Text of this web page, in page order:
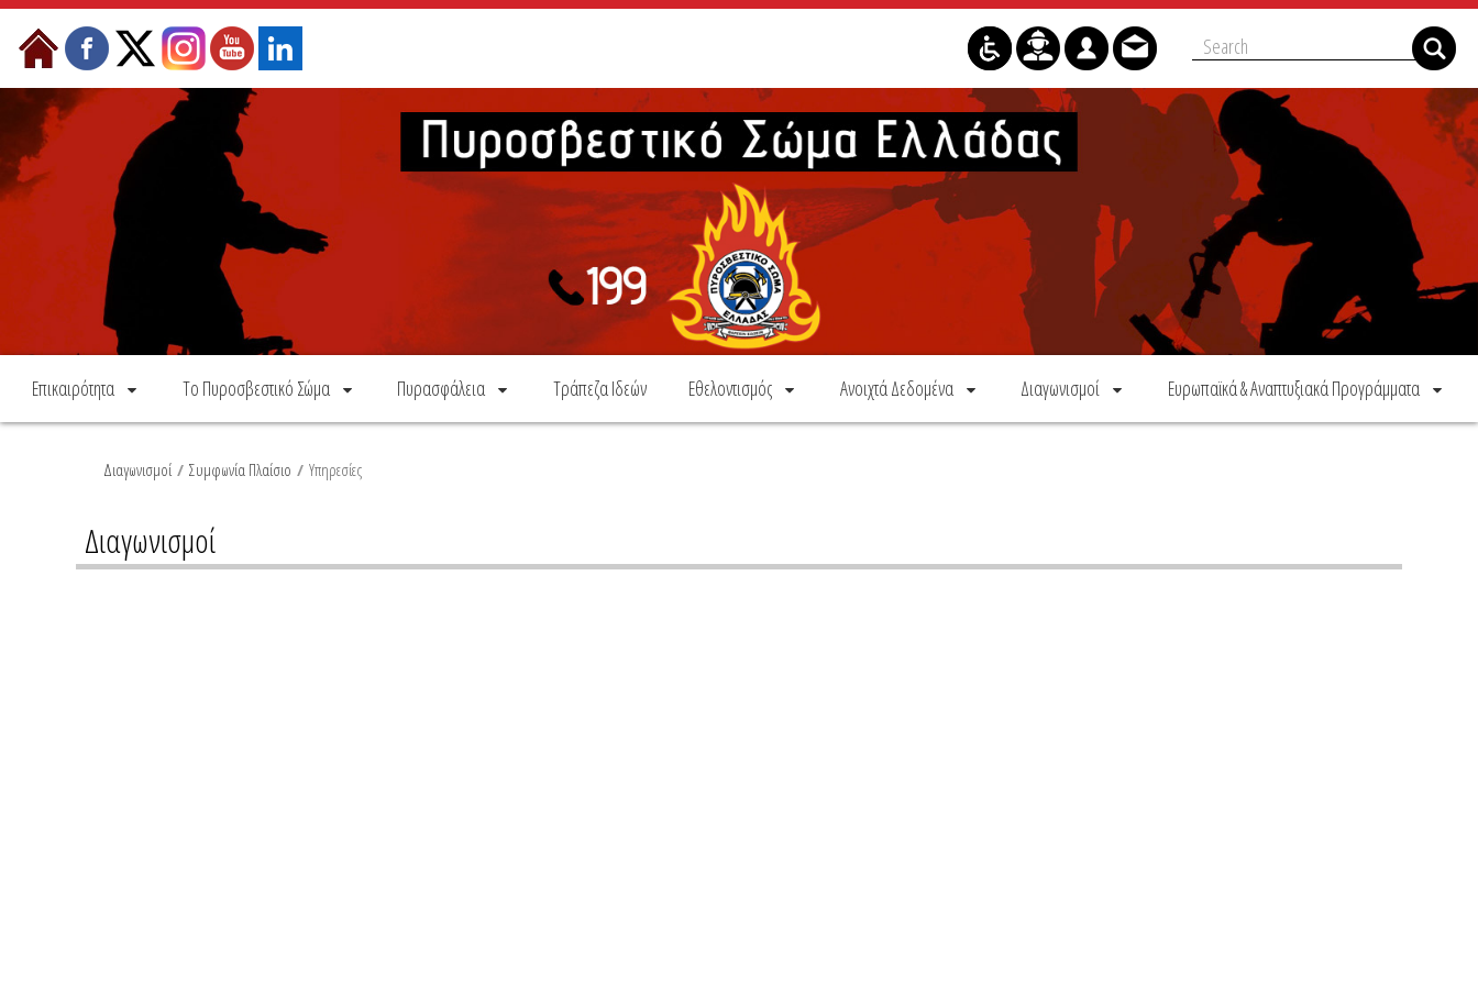
Skip to Content
Επικαιρότητα Το Πυροσβεστικό Σώμα Πυρασφάλεια Τράπεζα Ιδεών Εθελοντισμός Ανοιχτά Δεδομένα Διαγωνισμοί Ευρωπαϊκά & Αναπτυξιακά Προγράμματα
Διαγωνισμοί / Συμφωνία Πλαίσιο / Υπηρεσίες
Διαγωνισμοί